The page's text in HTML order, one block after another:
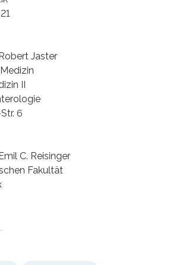
Jaster
II
6
C. Reisinger
Fakultät